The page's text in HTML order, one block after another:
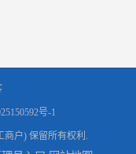
号-1
商户) 保留所有权利.